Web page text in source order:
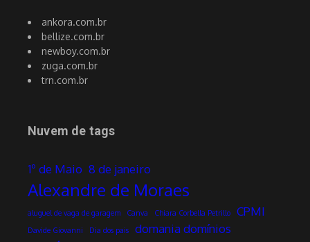
ankora.com.br
bellize.com.br
newboy.com.br
zuga.com.br
trn.com.br
Nuvem de tags
1º de Maio 8 de janeiro
Alexandre de Moraes
aluguel de vaga de garagem Canva Chiara Corbella Petrillo CPMI
Davide Giovanni Dia dos pais domania domínios